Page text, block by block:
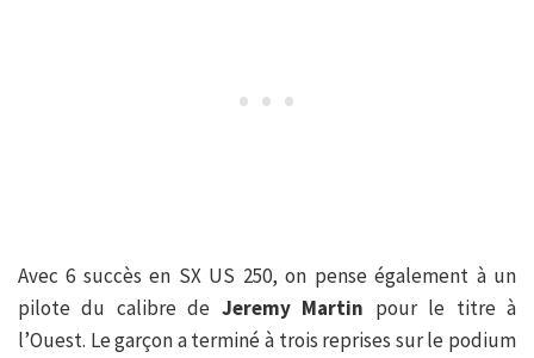
Avec 6 succès en SX US 250, on pense également à un
pilote du calibre de Jeremy Martin pour le titre à
l’Ouest. Le garçon a terminé à trois reprises sur le podium